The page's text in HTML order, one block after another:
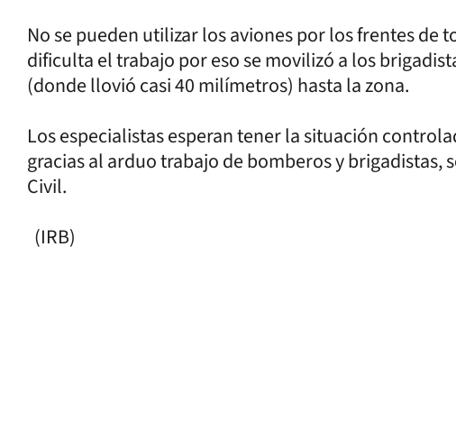
No se pueden utilizar los aviones por los frentes de
dificulta el trabajo por eso se movilizó a los
(donde llovió casi 40 milímetros) hasta la zona.
Los especialistas esperan tener la situación
gracias al arduo trabajo de bomberos y brigadistas,
Civil.
(IRB)